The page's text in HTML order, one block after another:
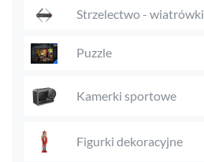
Strzelectwo - wiatrówki
Puzzle
Kamerki sportowe
Figurki dekoracyjne